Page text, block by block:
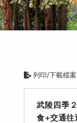
列印/下載檔案
武陵四季
食+交通往